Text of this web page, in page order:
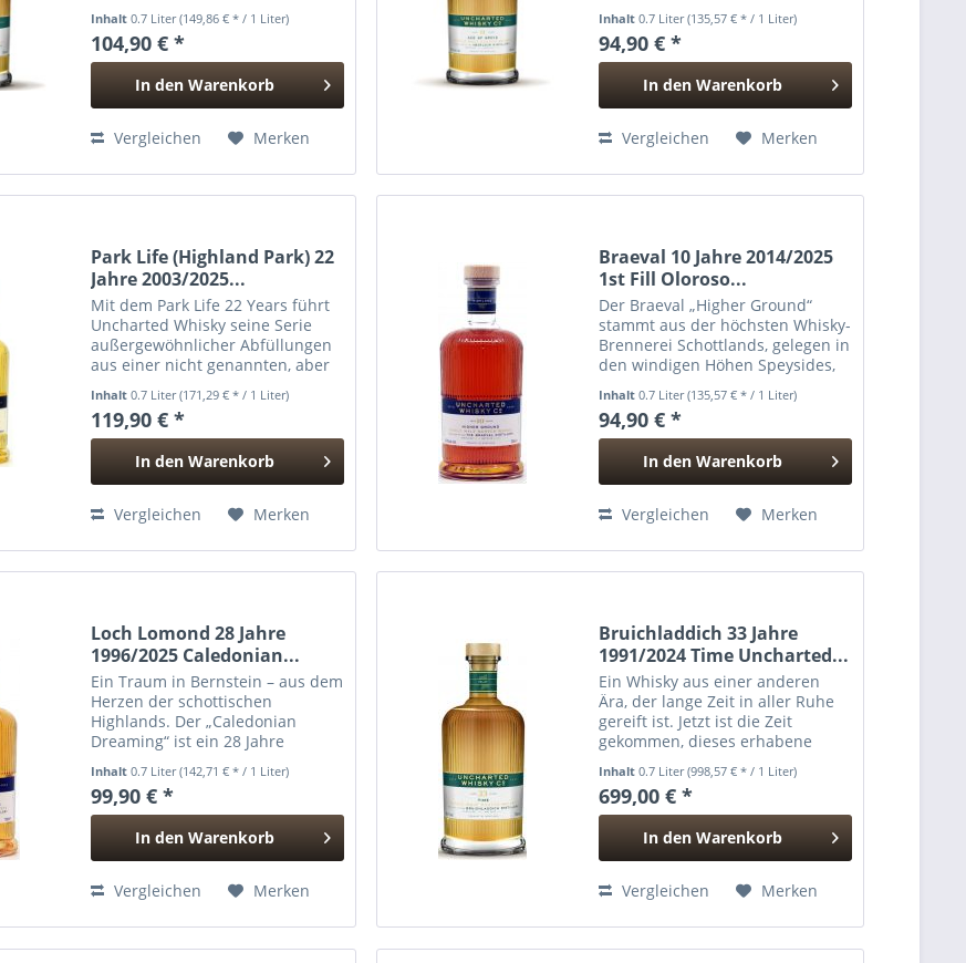
opulenten Süße ungarischer
Tokaji-Fässer – jenem legendären
Dessertwein, der...
Inhalt0.7 Liter(149,86 € * / 1 Liter)
104,90 € *
In den Warenkorb
Hinzugefügt
Vergleichen Merken
Speyside mit einem
unkonventionellen Sherry-Ansatz
verbindet. Gereift in...
Inhalt0.7 Liter(135,57 € * / 1 Liter)
94,90 € *
In den Warenkorb
Hinzugefügt
Vergleichen Merken
Park Life (Highland Park) 22
Jahre 2003/2025...
Mit dem Park Life 22 Years führt
Uncharted Whisky seine Serie
außergewöhnlicher Abfüllungen
aus einer nicht genannten, aber
Inselbrennerei fort – Highland
Park von den Orkney-Inseln. Nach
22 Jahren Reifung in einem...
Inhalt0.7 Liter(171,29 € * / 1 Liter)
119,90 € *
In den Warenkorb
Hinzugefügt
Vergleichen Merken
Braeval 10 Jahre 2014/2025
1st Fill Oloroso...
Der Braeval „Higher Ground“
stammt aus der höchsten Whisky-
Brennerei Schottlands, gelegen in
den windigen Höhen Speysides,
– aber ein dramatischer
Unterschied im Geschmack. Diese
Abfüllung reifte zehn Jahre...
Inhalt0.7 Liter(135,57 € * / 1 Liter)
94,90 € *
In den Warenkorb
Hinzugefügt
Vergleichen Merken
Loch Lomond 28 Jahre
1996/2025 Caledonian...
Ein Traum in Bernstein – aus dem
Herzen der schottischen
Highlands. Der „Caledonian
Dreaming“ ist ein 28 Jahre
vielseitigsten Destillerie
Schottlands: Loch Lomond.
Gebrannt und gereift am Ufer
des berühmten...
Inhalt0.7 Liter(142,71 € * / 1 Liter)
99,90 € *
In den Warenkorb
Hinzugefügt
Vergleichen Merken
Bruichladdich 33 Jahre
1991/2024 Time Uncharted...
Ein Whisky aus einer anderen
Ära, der lange Zeit in aller Ruhe
gereift ist. Jetzt ist die Zeit
gekommen, dieses erhabene
Aus dem Jahr 1991 stammt dieser
seltene Bruichladdich mit einem
stolzen Alter von 33...
Inhalt0.7 Liter(998,57 € * / 1 Liter)
699,00 € *
In den Warenkorb
Hinzugefügt
Vergleichen Merken